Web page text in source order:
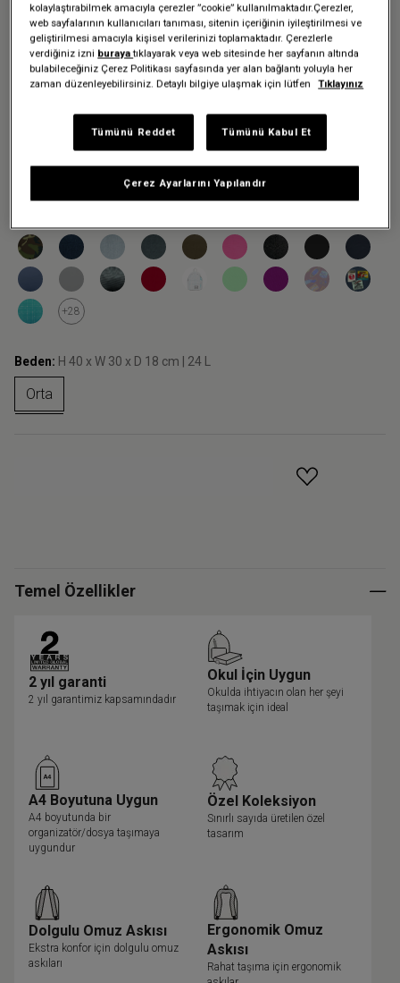
Anasayfa
DISNEY X EASTPAK PADDED PAK'R MICKEY FUZZY SIRT ÇANTASI
DISNEY X EASTPAK PADDED
PAK'R MICKEY FUZZY SIRT
ÇANTASI
+28
Beden: H 40 x W 30 x D 18 cm | 24 L
Orta
Temel Özellikler
2 yıl garanti
2 yıl garantimiz kapsamındadır
Okul İçin Uygun
Okulda ihtiyacın olan her şeyi
taşımak için ideal
A4 Boyutuna Uygun
A4 boyutunda bir
organizatör/dosya taşımaya
uygundur
Özel Koleksiyon
Sınırlı sayıda üretilen özel
tasarım
Dolgulu Omuz Askısı
Ekstra konfor için dolgulu omuz
askıları
Ergonomik Omuz
Askısı
Rahat taşıma için ergonomik
kolaylaştırabilmek amacıyla çerezler ”cookie” kullanılmaktadır.Çerezler,
web sayfalarının kullanıcıları tanıması, sitenin içeriğinin iyileştirilmesi ve
geliştirilmesi amacıyla kişisel verilerinizi toplamaktadır. Çerezlerle
verdiğiniz izni burayatıklayarak veya web sitesinde her sayfanın altında
bulabileceğiniz Çerez Politikası sayfasında yer alan bağlantı yoluyla her
zaman düzenleyebilirsiniz. Detaylı bilgiye ulaşmak için lütfen
Tıklayınız
Çerez Ayarlarını Yapılandır
Tümünü Reddet Tümünü Kabul Et